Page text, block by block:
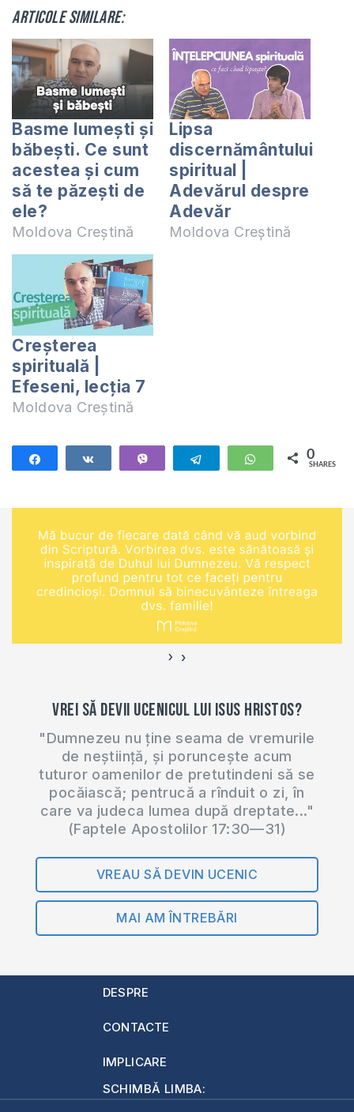
Articole similare:
Basme lumești și
băbești. Ce sunt
acestea și cum
să te păzești de
ele?
Moldova Creștină
Lipsa
discernământului
spiritual |
Adevărul despre
Adevăr
Moldova Creștină
Creșterea
spirituală |
Efeseni, lecția 7
Moldova Creștină
Telegram WhatsApp
0
SHARES
‹ ›
Vrei să devii ucenicul lui Isus Hristos?
"Dumnezeu nu ține seama de vremurile
de neștiință, și poruncește acum
tuturor oamenilor de pretutindeni să se
pocăiască; pentrucă a rînduit o zi, în
care va judeca lumea după dreptate..."
(Faptele Apostolilor 17:30—31)
VREAU SĂ DEVIN UCENIC
MAI AM ÎNTREBĂRI
DESPRE
CONTACTE
IMPLICARE
SCHIMBĂ LIMBA: